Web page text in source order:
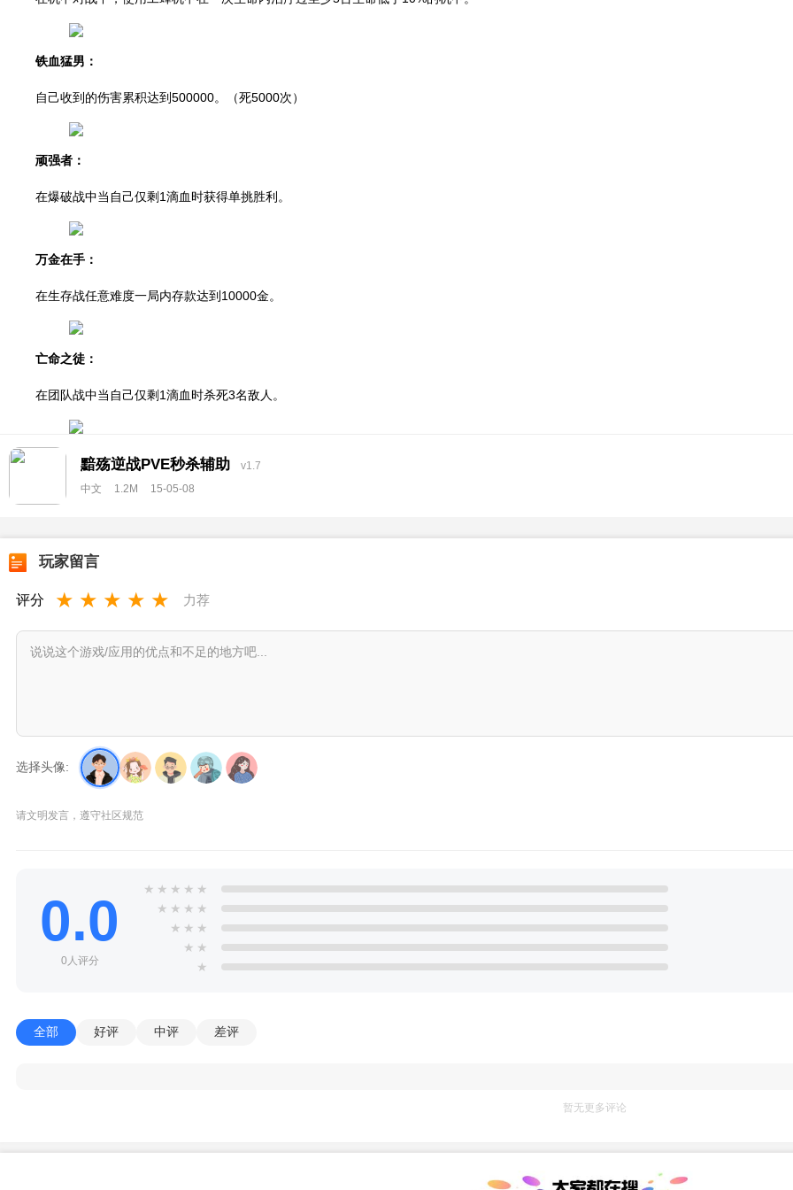
铁血猛男：
自己收到的伤害累积达到500000。（死5000次）
顽强者：
在爆破战中当自己仅剩1滴血时获得单挑胜利。
万金在手：
在生存战任意难度一局内存款达到10000金。
亡命之徒：
在团队战中当自己仅剩1滴血时杀死3名敌人。
黯殇逆战PVE秒杀辅助
v1.7
中文
1.2M 15-05-08
玩家留言
评分 ★ ★ ★ ★ ★ 力荐
选择头像:
请文明发言，遵守社区规范
0.0
0人评分
★ ★ ★ ★ ★
★ ★ ★ ★
★ ★ ★
★ ★
★
全部 好评 中评 差评
暂无更多评论